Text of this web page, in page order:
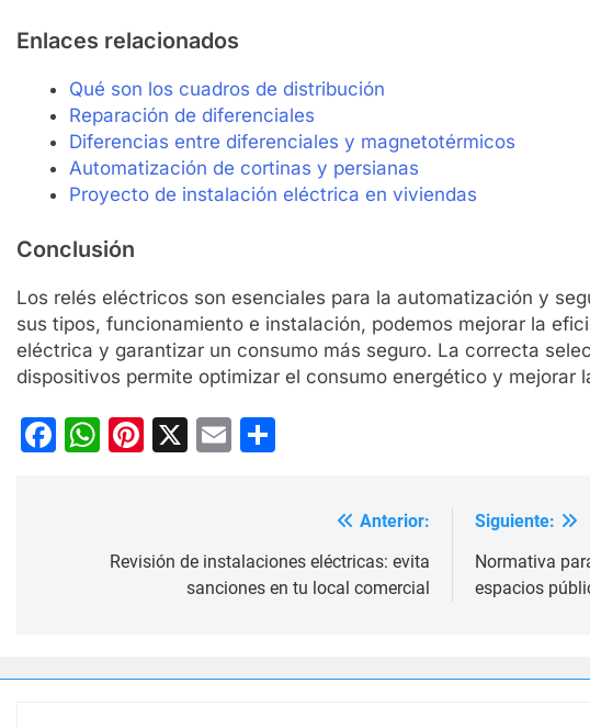
Enlaces relacionados
Qué son los cuadros de distribución
Reparación de diferenciales
Diferencias entre diferenciales y magnetotérmicos
Automatización de cortinas y persianas
Proyecto de instalación eléctrica en viviendas
Conclusión
Los relés eléctricos son esenciales para la automatización y
sus tipos, funcionamiento e instalación, podemos mejorar la
eléctrica y garantizar un consumo más seguro. La correcta
dispositivos permite optimizar el consumo energético y mejorar
Facebook
WhatsApp
Pinterest
X EmailCompartir
Anterior:
Revisión de instalaciones eléctricas: evita
sanciones en tu local comercial
Siguiente:
Normativa
espacios